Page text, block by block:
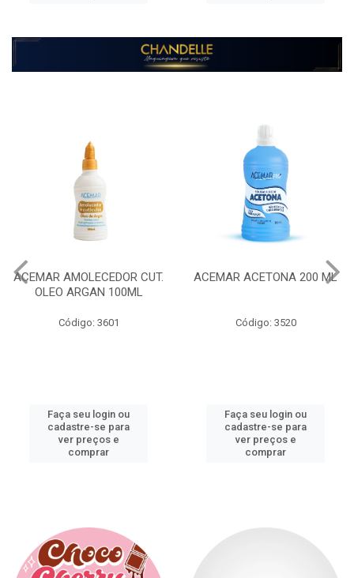
ACEMAR AMOLECEDOR CUT.
OLEO ARGAN 100ML
Código: 3601
Faça seu login ou
cadastre-se para
ver preços e
comprar
ACEMAR ACETONA 200 ML
Código: 3520
Faça seu login ou
cadastre-se para
ver preços e
comprar